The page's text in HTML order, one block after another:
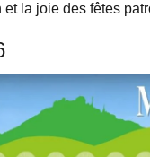
la joie des fêtes